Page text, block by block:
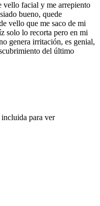
vello facial y me arrepiento
bueno, quede
vello que me saco de mi
solo lo recorta pero en mi
genera irritación, es genial,
del último
para ver